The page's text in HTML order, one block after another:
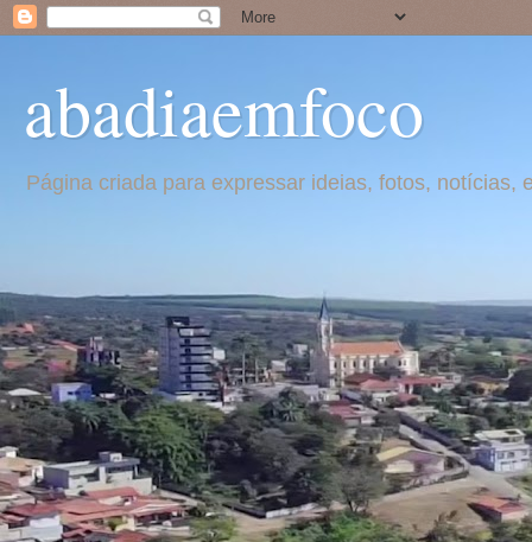
abadiaemfoco
Página criada para expressar ideias, fotos,